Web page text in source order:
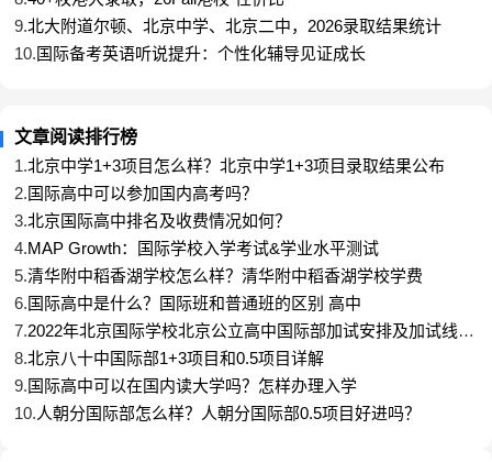
兰卡斯特大学 2枚
伦敦艺术大学 2枚
加州洛杉矶 2枚
北卡教堂山分校 3枚
加州大学圣地亚哥分校 1枚
纽约大学 2枚
加州大学戴维斯分校 31枚
加州大学欧文分校 10枚
伊利诺伊大学厄本那-香槟分校 10枚
威斯康星大学麦迪逊分校 3枚
9.北大附道尔顿、北京中学、北京二中，2026录取结果统计
10.国际备考英语听说提升：个性化辅导见证成长
文章阅读排行榜
1.北京中学1+3项目怎么样？北京中学1+3项目录取结果公布
2.国际高中可以参加国内高考吗？
3.北京国际高中排名及收费情况如何？
4.MAP Growth：国际学校入学考试&学业水平测试
5.清华附中稻香湖学校怎么样？清华附中稻香湖学校学费
6.国际高中是什么？国际班和普通班的区别 高中
7.2022年北京国际学校北京公立高中国际部加试安排及加试线汇
8.北京八十中国际部1+3项目和0.5项目详解
9.国际高中可以在国内读大学吗？怎样办理入学
10.人朝分国际部怎么样？人朝分国际部0.5项目好进吗？